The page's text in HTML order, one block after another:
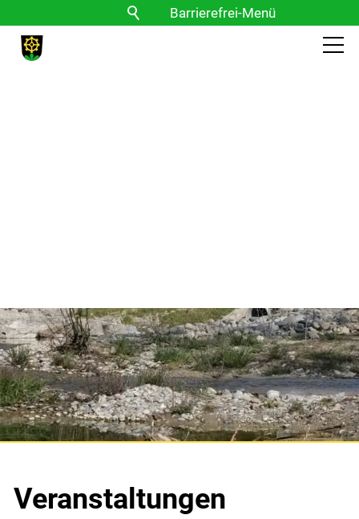
Barrierefrei-Menü
Powered by Weblication® CMS
Themen
Gemeinde & Wirtschaft
Gemeinde
Verwaltung
Veranstaltungen